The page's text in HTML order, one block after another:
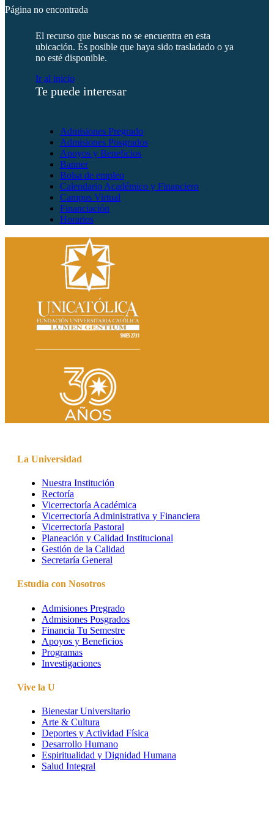
Página no encontrada
El recurso que buscas no se encuentra en esta
ubicación. Es posible que haya sido trasladado o ya
no esté disponible.
Ir al inicio
Te puede interesar
Admisiones Pregrado
Admisiones Posgrados
Apoyos y Beneficios
Banner
Bolsa de empleo
Calendario Académico y Financiero
Campus Virtual
Financiación
Horarios
La Universidad
Nuestra Institución
Rectoría
Vicerrectoría Académica
Vicerrectoría Administrativa y Financiera
Vicerrectoría Pastoral
Planeación y Calidad Institucional
Gestión de la Calidad
Secretaría General
Estudia con Nosotros
Admisiones Pregrado
Admisiones Posgrados
Financia Tu Semestre
Apoyos y Beneficios
Programas
Investigaciones
Vive la U
Bienestar Universitario
Arte & Cultura
Deportes y Actividad Física
Desarrollo Humano
Espiritualidad y Dignidad Humana
Salud Integral